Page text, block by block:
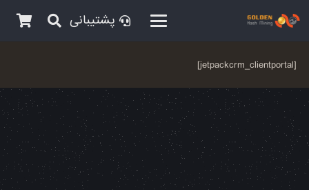
پشتیبانی
[jetpackcrm_clientportal]